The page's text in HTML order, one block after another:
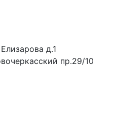
д.1
пр.29/10